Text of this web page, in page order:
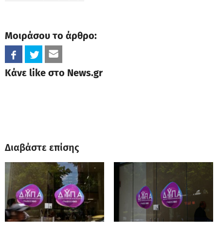
Μοιράσου το άρθρο:
Κάνε like στο News.gr
Διαβάστε επίσης